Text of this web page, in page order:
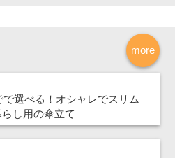
more
で選べる！オシャレでスリム
し用の傘立て